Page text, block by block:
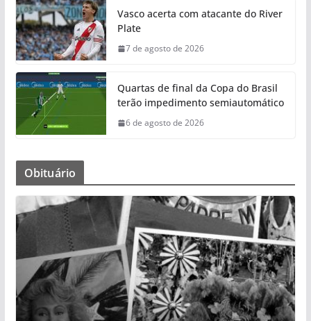
Vasco acerta com atacante do River
Plate
7 de agosto de 2026
Quartas de final da Copa do Brasil
terão impedimento semiautomático
6 de agosto de 2026
Obituário